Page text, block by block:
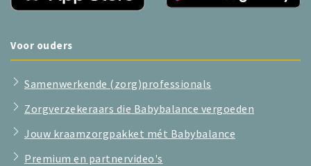
Voor ouders
Samenwerkende (zorg)professionals
Zorgverzekeraars die Babybalance vergoeden
Jouw kraamzorgpakket mét Babybalance
Premium en partnervideo's